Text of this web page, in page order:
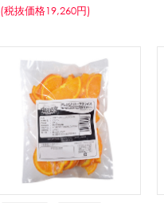
(税抜価格19,260円)